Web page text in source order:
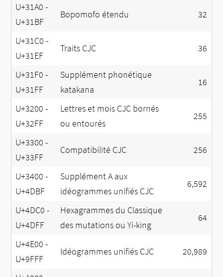
U+31A0 -
U+31BF
Bopomofo étendu 32
U+31C0 -
U+31EF
Traits CJC 36
U+31F0 -
U+31FF
Supplément phonétique
katakana
16
U+3200 -
U+32FF
Lettres et mois CJC bornés
ou entourés
255
U+3300 -
U+33FF
Compatibilité CJC 256
U+3400 -
U+4DBF
Supplément A aux
idéogrammes unifiés CJC
6,592
U+4DC0 -
U+4DFF
Hexagrammes du Classique
des mutations ou Yi-king
64
U+4E00 -
U+9FFF
Idéogrammes unifiés CJC 20,989